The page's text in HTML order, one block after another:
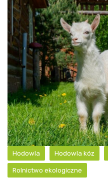
Hodowla Hodowla kóz
Rolnictwo ekologiczne